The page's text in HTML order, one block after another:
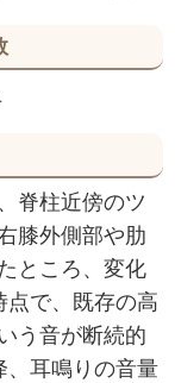
脊柱近傍のツ
膝外側部や肋
ところ、変化
で、既存の高
う音が断続的
、耳鳴りの音量